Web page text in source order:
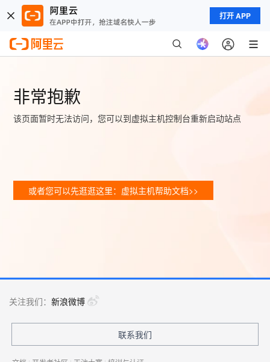
打开 APP
非常抱歉
该页面暂时无法访问，您可以到虚拟主机控制台重新启动站点
或者您可以先逛逛这里：虚拟主机帮助文档>>